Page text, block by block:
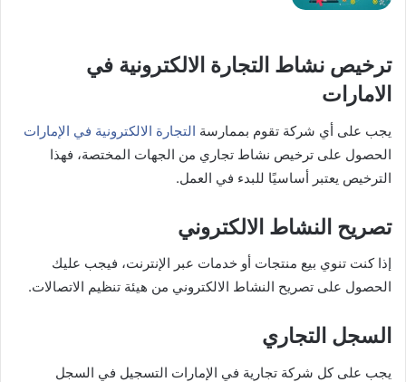
ترخيص نشاط التجارة الالكترونية في
الامارات
يجب على أي شركة تقوم بممارسة التجارة الالكترونية في الإمارات
الحصول على ترخيص نشاط تجاري من الجهات المختصة، فهذا
الترخيص يعتبر أساسيًا للبدء في العمل.
تصريح النشاط الالكتروني
إذا كنت تنوي بيع منتجات أو خدمات عبر الإنترنت، فيجب عليك
الحصول على تصريح النشاط الالكتروني من هيئة تنظيم الاتصالات.
السجل التجاري
يجب على كل شركة تجارية في الإمارات التسجيل في السجل